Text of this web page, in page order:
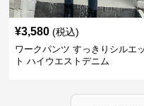
¥3,580 (税込)
ワークパンツ すっきりシルエッ
ト ハイウエストデニム